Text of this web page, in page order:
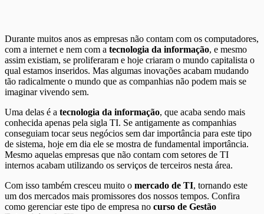
Durante muitos anos as empresas não contam com os computadores,
com a internet e nem com a tecnologia da informação, e mesmo
assim existiam, se proliferaram e hoje criaram o mundo capitalista o
qual estamos inseridos. Mas algumas inovações acabam mudando
tão radicalmente o mundo que as companhias não podem mais se
imaginar vivendo sem.
Uma delas é a tecnologia da informação, que acaba sendo mais
conhecida apenas pela sigla TI. Se antigamente as companhias
conseguiam tocar seus negócios sem dar importância para este tipo
de sistema, hoje em dia ele se mostra de fundamental importância.
Mesmo aquelas empresas que não contam com setores de TI
internos acabam utilizando os serviços de terceiros nesta área.
Com isso também cresceu muito o mercado de TI, tornando este
um dos mercados mais promissores dos nossos tempos. Confira
como gerenciar este tipo de empresa no curso de Gestão